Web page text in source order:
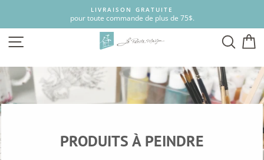
LIVRAISON GRATUITE
pour toute commande de plus de 75$.
PRODUITS À PEINDRE